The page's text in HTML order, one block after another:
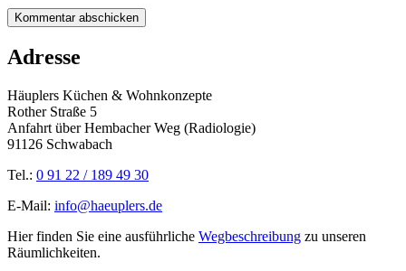
Adresse
Häuplers Küchen & Wohnkonzepte
Rother Straße 5
Anfahrt über Hembacher Weg (Radiologie)
91126 Schwabach
Tel.: 0 91 22 / 189 49 30
E-Mail: info@haeuplers.de
Hier finden Sie eine ausführliche Wegbeschreibung zu unseren
Räumlichkeiten.